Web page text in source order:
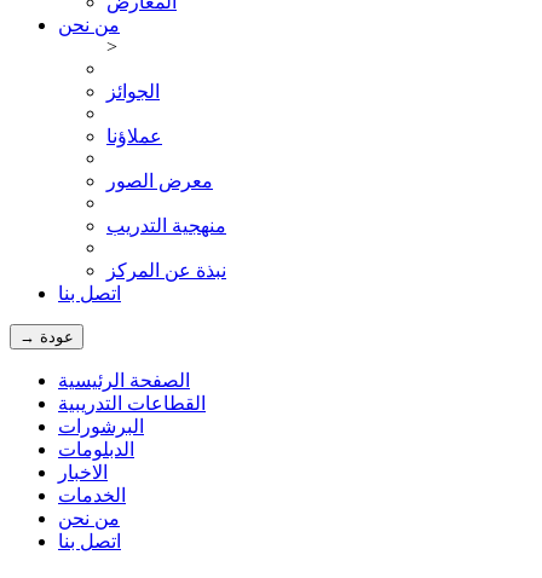
من نحن
>
الجوائز
عملاؤنا
معرض الصور
منهجية التدريب
نبذة عن المركز
اتصل بنا
→ عودة
الصفحة الرئيسية
القطاعات التدريبية
البرشورات
الدبلومات
الاخبار
الخدمات
من نحن
اتصل بنا